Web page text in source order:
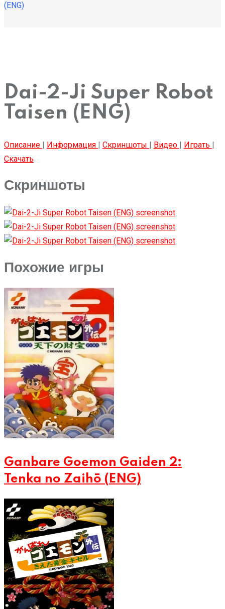
(ENG)
Dai-2-Ji Super Robot
Taisen (ENG)
Описание | Информация | Скриншоты | Видео | Играть |
Скачать
Скриншоты
Похожие игры
Ganbare Goemon Gaiden 2:
Tenka no Zaihō (ENG)